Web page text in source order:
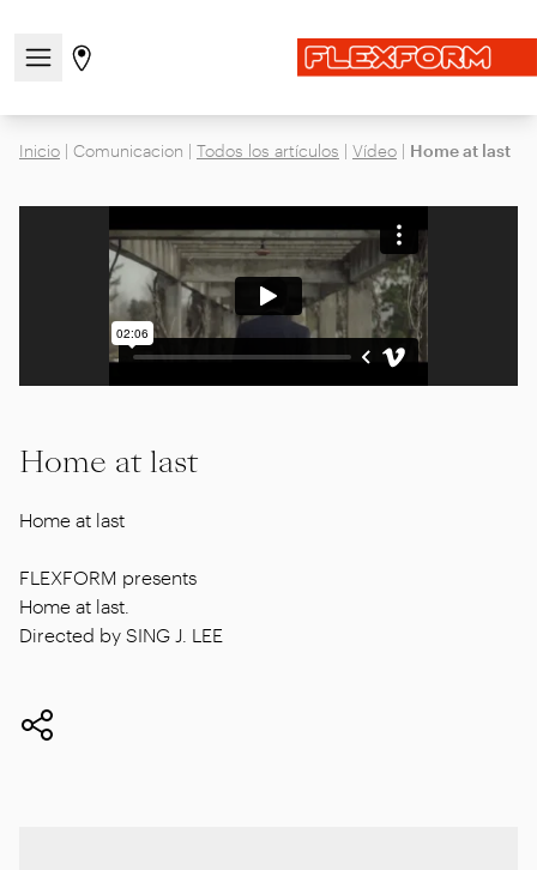
Abre/cierra el menú de navegación
Ir a la página de tiendas
Inicio | Comunicacion | Todos los artículos | Vídeo | Home at last
Home at last
Home at last
FLEXFORM presents
Home at last.
Directed by SING J. LEE